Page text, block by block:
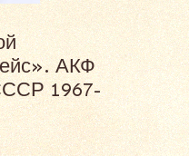
АКФ
1967-